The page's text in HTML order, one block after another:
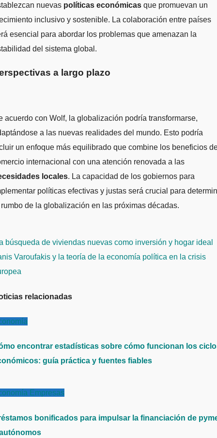
nuevas políticas económicas que promuevan un
inclusivo y sostenible. La colaboración entre países
esencial para abordar los problemas que amenazan la
del sistema global.
a largo plazo
acuerdo con Wolf, la globalización podría transformarse,
a las nuevas realidades del mundo. Esto podría
un enfoque más equilibrado que combine los beneficios
internacional con una atención renovada a las
locales. La capacidad de los gobiernos para
políticas efectivas y justas será crucial para
de la globalización en las próximas décadas.
búsqueda de viviendas nuevas como inversión y hogar ideal
Varoufakis y la teoría de la economía política en la crisis
relacionadas
encontrar estadísticas sobre cómo funcionan los
guía práctica y fuentes fiables
Empresas
bonificados para impulsar la financiación de